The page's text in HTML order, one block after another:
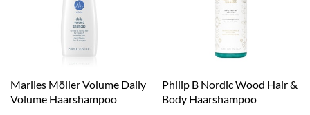
Marlies Möller Volume Daily
Volume Haarshampoo
Philip B Nordic Wood Hair &
Body Haarshampoo